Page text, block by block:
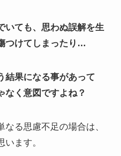
いても、思わぬ誤解を生
つけてしまったり…
結果になる事があって
なく意図ですよね？
る思慮不足の場合は、
ます。